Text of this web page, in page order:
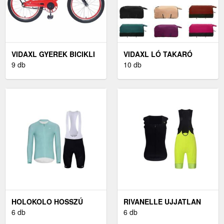
VIDAXL GYEREK BICIKLI
20 HÜVELYK 6-11 ÉVES
9 db
VIDAXL LÓ TAKARÓ
SÖTÉT ZÖLD ÉS FEKETE
10 db
HOLOKOLO HOSSZÚ
KERÉKPÁROS MEZ ÉS
6 db
RIVANELLE UJJATLAN
MEZ ÉS RÖVIDNADRÁG -
6 db